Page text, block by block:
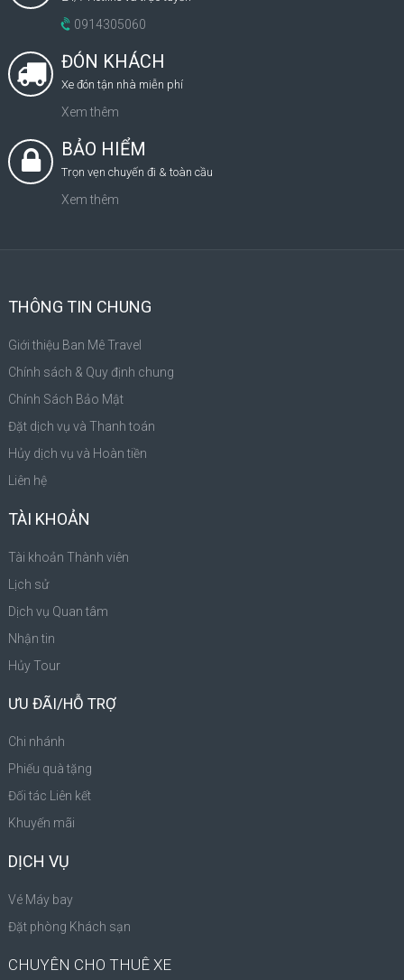
0914305060
ĐÓN KHÁCH
Xe đón tận nhà miễn phí
Xem thêm
BẢO HIỂM
Trọn vẹn chuyến đi & toàn cầu
Xem thêm
THÔNG TIN CHUNG
Giới thiệu Ban Mê Travel
Chính sách & Quy định chung
Chính Sách Bảo Mật
Đặt dịch vụ và Thanh toán
Hủy dịch vụ và Hoàn tiền
Liên hệ
TÀI KHOẢN
Tài khoản Thành viên
Lịch sử
Dịch vụ Quan tâm
Nhận tin
Hủy Tour
ƯU ĐÃI/HỖ TRỢ
Chi nhánh
Phiếu quà tặng
Đối tác Liên kết
Khuyến mãi
DỊCH VỤ
Vé Máy bay
Đặt phòng Khách sạn
CHUYÊN CHO THUÊ XE